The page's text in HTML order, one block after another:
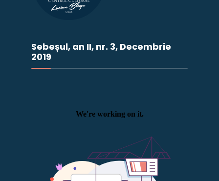
Sebeșul, an II, nr. 3, Decembrie
2019